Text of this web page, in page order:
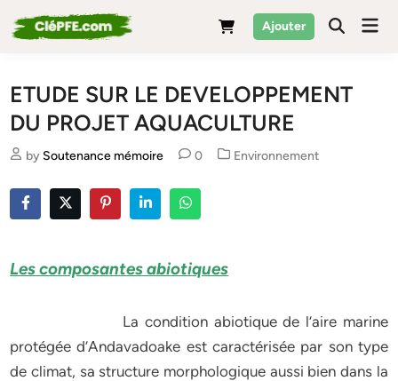
to
Ajouter
ETUDE SUR LE DEVELOPPEMENT
DU PROJET AQUACULTURE
by Soutenance mémoire 0
Posted
Environnement
Les composantes abiotiques
La condition abiotique de l’aire marine
protégée d’Andavadoake est caractérisée par son type
de climat, sa structure morphologique aussi bien dans la